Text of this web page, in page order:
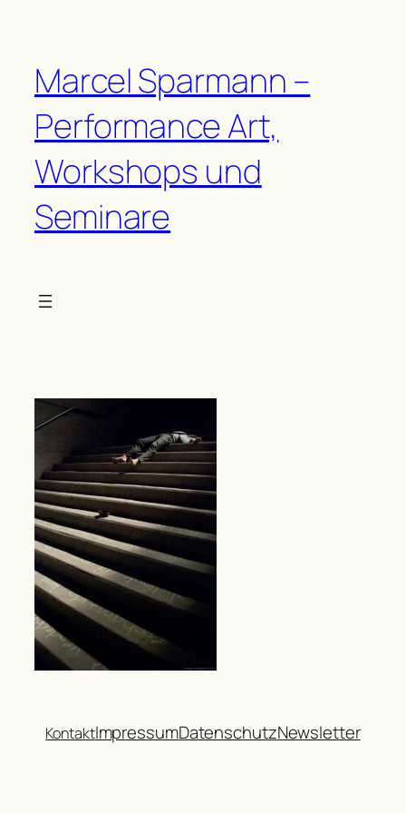
Marcel Sparmann –
Performance Art,
Workshops und
Seminare
KontaktImpressumDatenschutzNewsletter